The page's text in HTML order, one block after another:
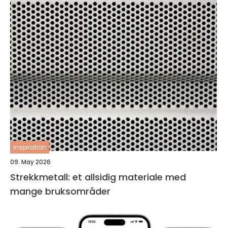
inspiration
09. May 2026
Strekkmetall: et allsidig materiale med
mange bruksområder